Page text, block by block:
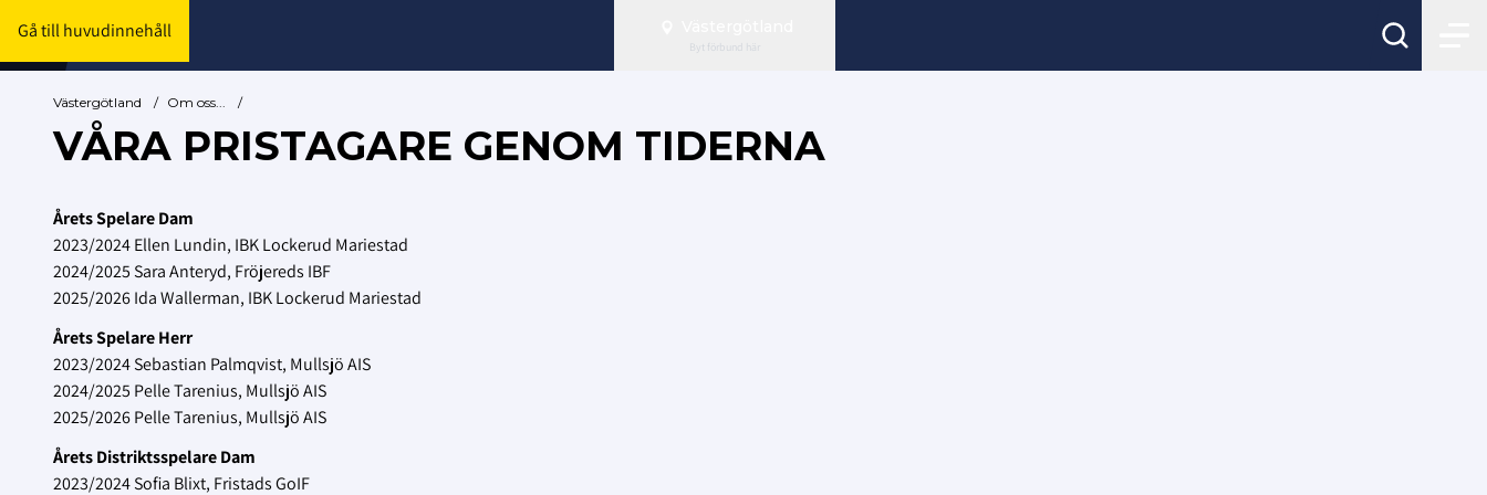
Gå till huvudinnehåll
Byt förbund här
Västergötland / Om oss... /
VÅRA PRISTAGARE GENOM TIDERNA
Årets Spelare Dam
2023/2024 Ellen Lundin, IBK Lockerud Mariestad
2024/2025 Sara Anteryd, Fröjereds IBF
2025/2026 Ida Wallerman, IBK Lockerud Mariestad
Årets Spelare Herr
2023/2024 Sebastian Palmqvist, Mullsjö AIS
2024/2025 Pelle Tarenius, Mullsjö AIS
2025/2026 Pelle Tarenius, Mullsjö AIS
Årets Distriktsspelare Dam
2023/2024 Sofia Blixt, Fristads GoIF